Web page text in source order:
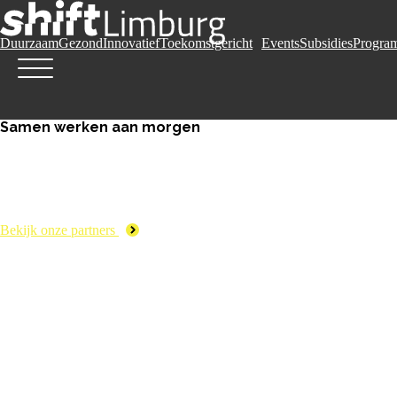
DuurzaamGezondInnovatiefToekomstgericht EventsSubsidies
Samen werken aan morgen
Bekijk onze partners